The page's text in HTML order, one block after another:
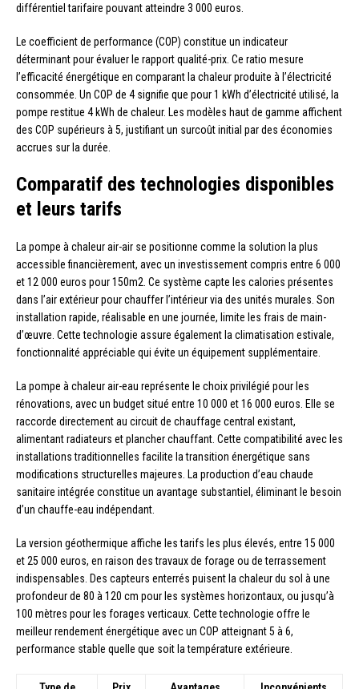
différentiel tarifaire pouvant atteindre 3 000 euros.
Le coefficient de performance (COP) constitue un indicateur
déterminant pour évaluer le rapport qualité-prix. Ce ratio mesure
l’efficacité énergétique en comparant la chaleur produite à l’électricité
consommée. Un COP de 4 signifie que pour 1 kWh d’électricité utilisé, la
pompe restitue 4 kWh de chaleur. Les modèles haut de gamme affichent
des COP supérieurs à 5, justifiant un surcoût initial par des économies
accrues sur la durée.
Comparatif des technologies disponibles
et leurs tarifs
La pompe à chaleur air-air se positionne comme la solution la plus
accessible financièrement, avec un investissement compris entre 6 000
et 12 000 euros pour 150m2. Ce système capte les calories présentes
dans l’air extérieur pour chauffer l’intérieur via des unités murales. Son
installation rapide, réalisable en une journée, limite les frais de main-
d’œuvre. Cette technologie assure également la climatisation estivale,
fonctionnalité appréciable qui évite un équipement supplémentaire.
La pompe à chaleur air-eau représente le choix privilégié pour les
rénovations, avec un budget situé entre 10 000 et 16 000 euros. Elle se
raccorde directement au circuit de chauffage central existant,
alimentant radiateurs et plancher chauffant. Cette compatibilité avec les
installations traditionnelles facilite la transition énergétique sans
modifications structurelles majeures. La production d’eau chaude
sanitaire intégrée constitue un avantage substantiel, éliminant le besoin
d’un chauffe-eau indépendant.
La version géothermique affiche les tarifs les plus élevés, entre 15 000
et 25 000 euros, en raison des travaux de forage ou de terrassement
indispensables. Des capteurs enterrés puisent la chaleur du sol à une
profondeur de 80 à 120 cm pour les systèmes horizontaux, ou jusqu’à
100 mètres pour les forages verticaux. Cette technologie offre le
meilleur rendement énergétique avec un COP atteignant 5 à 6,
performance stable quelle que soit la température extérieure.